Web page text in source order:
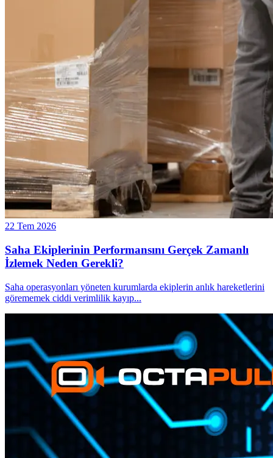
22 Tem 2026
Saha Ekiplerinin Performansını Gerçek Zamanlı
İzlemek Neden Gerekli?
Saha operasyonları yöneten kurumlarda ekiplerin anlık hareketlerini
görememek ciddi verimlilik kayıp...